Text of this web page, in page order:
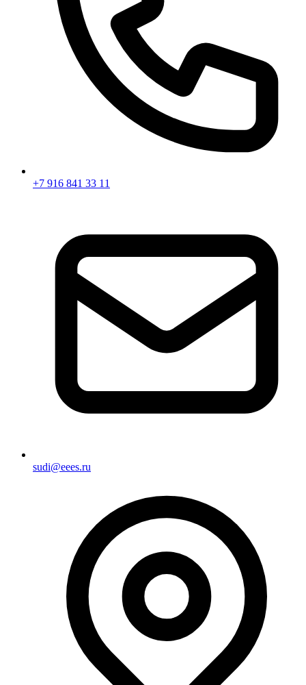
+7 916 841 33 11
sudi@eees.ru